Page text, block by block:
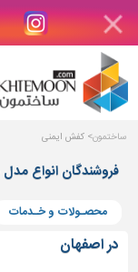
دکوراسیون
بتن
های
بتنی
و
پنجره
ساختمون کفش ایمنی
فروشندگان انواع
محصـولات و خـدمات
در اصفهان